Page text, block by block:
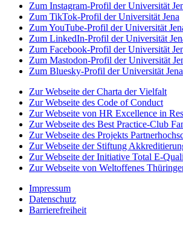
Zum Instagram-Profil der Universität
Zum TikTok-Profil der Universität Jena
Zum YouTube-Profil der Universität
Zum LinkedIn-Profil der Universität
Zum Facebook-Profil der Universität
Zum Mastodon-Profil der Universität
Zum Bluesky-Profil der Universität Jena
Zur Webseite der Charta der Vielfalt
Zur Webseite des Code of Conduct
Zur Webseite von HR Excellence in
Zur Webseite des Best Practice-Club
Zur Webseite des Projekts
Zur Webseite der Stiftung
Zur Webseite der Initiative Total E-
Zur Webseite von Weltoffenes
Impressum
Datenschutz
Barrierefreiheit